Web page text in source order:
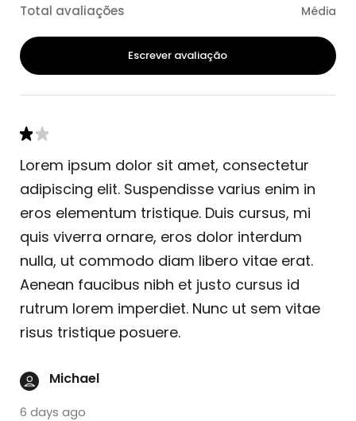
Total avaliações Média
Escrever avaliação
Lorem ipsum dolor sit amet, consectetur
adipiscing elit. Suspendisse varius enim in
eros elementum tristique. Duis cursus, mi
quis viverra ornare, eros dolor interdum
nulla, ut commodo diam libero vitae erat.
Aenean faucibus nibh et justo cursus id
rutrum lorem imperdiet. Nunc ut sem vitae
risus tristique posuere.
Michael
6 days ago